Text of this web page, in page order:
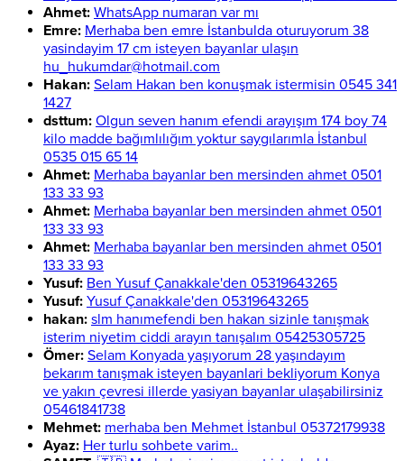
Ahmet: WhatsApp numaran var mı
Emre: Merhaba ben emre İstanbulda oturuyorum 38
yasindayim 17 cm isteyen bayanlar ulaşın
hu_hukumdar@hotmail.com
Hakan: Selam Hakan ben konuşmak istermisin 0545 341
1427
dsttum: Olgun seven hanım efendi arayışım 174 boy 74
kilo madde bağımlılığım yoktur saygılarımla İstanbul
0535 015 65 14
Ahmet: Merhaba bayanlar ben mersinden ahmet 0501
133 33 93
Ahmet: Merhaba bayanlar ben mersinden ahmet 0501
133 33 93
Ahmet: Merhaba bayanlar ben mersinden ahmet 0501
133 33 93
Yusuf: Ben Yusuf Çanakkale'den 05319643265
Yusuf: Yusuf Çanakkale'den 05319643265
hakan: slm hanımefendi ben hakan sizinle tanışmak
isterim niyetim ciddi arayın tanışalım 05425305725
Ömer: Selam Konyada yaşıyorum 28 yaşındayım
bekarım tanışmak isteyen bayanlari bekliyorum Konya
ve yakın çevresi illerde yasiyan bayanlar ulaşabilirsiniz
05461841738
Mehmet: merhaba ben Mehmet İstanbul 05372179938
Ayaz: Her turlu sohbete varim..